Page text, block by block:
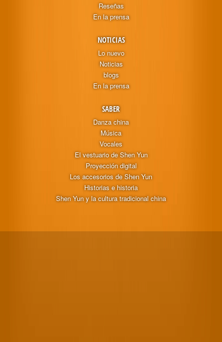
Reseñas
En la prensa
NOTICIAS
Lo nuevo
Noticias
blogs
En la prensa
SABER
Danza china
Música
Vocales
El vestuario de Shen Yun
Proyección digital
Los accesorios de Shen Yun
Historias e historia
Shen Yun y la cultura tradicional china